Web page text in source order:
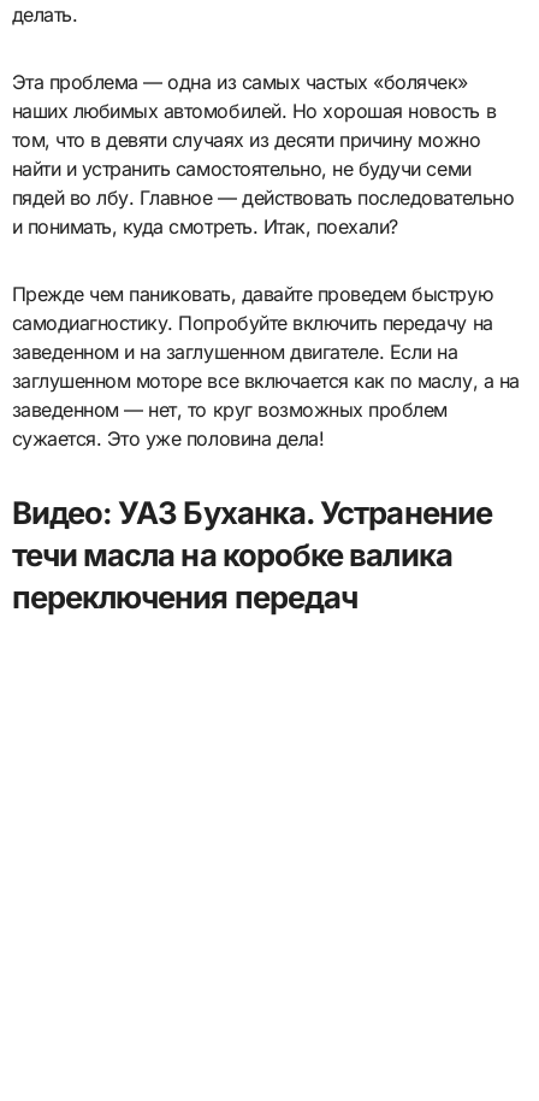
делать.
Эта проблема — одна из самых частых «болячек»
наших любимых автомобилей. Но хорошая новость в
том, что в девяти случаях из десяти причину можно
найти и устранить самостоятельно, не будучи семи
пядей во лбу. Главное — действовать последовательно
и понимать, куда смотреть. Итак, поехали?
Прежде чем паниковать, давайте проведем быструю
самодиагностику. Попробуйте включить передачу на
заведенном и на заглушенном двигателе. Если на
заглушенном моторе все включается как по маслу, а на
заведенном — нет, то круг возможных проблем
сужается. Это уже половина дела!
Видео: УАЗ Буханка. Устранение
течи масла на коробке валика
переключения передач